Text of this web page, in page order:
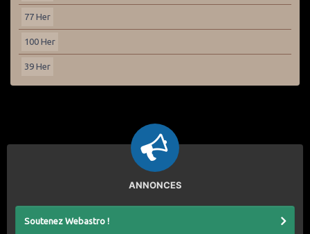
77 Her
100 Her
39 Her
ANNONCES
Soutenez Webastro !